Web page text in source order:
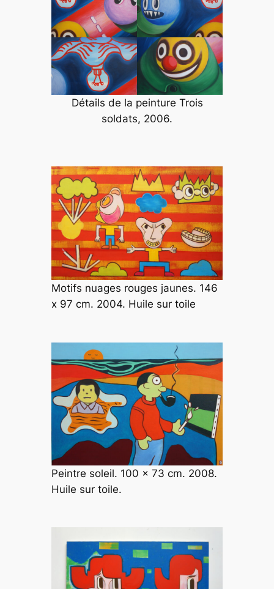
Détails de la peinture Trois
soldats, 2006.
Motifs nuages rouges jaunes. 146
x 97 cm. 2004. Huile sur toile
Peintre soleil. 100 x 73 cm. 2008.
Huile sur toile.